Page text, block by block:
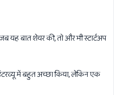
बात शेयर की, तो और भी स्टार्टअप
में बहुत अच्छा किया, लेकिन एक